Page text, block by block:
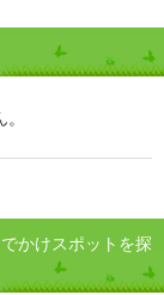
かけスポットを探